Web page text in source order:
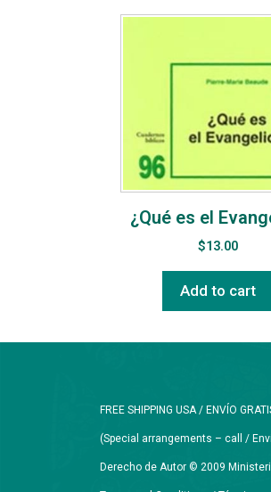
¿Qué es el
$13.00
Add to cart
FREE SHIPPING USA / ENVÍO
(Special arrangements – call /
Derecho de Autor © 2009